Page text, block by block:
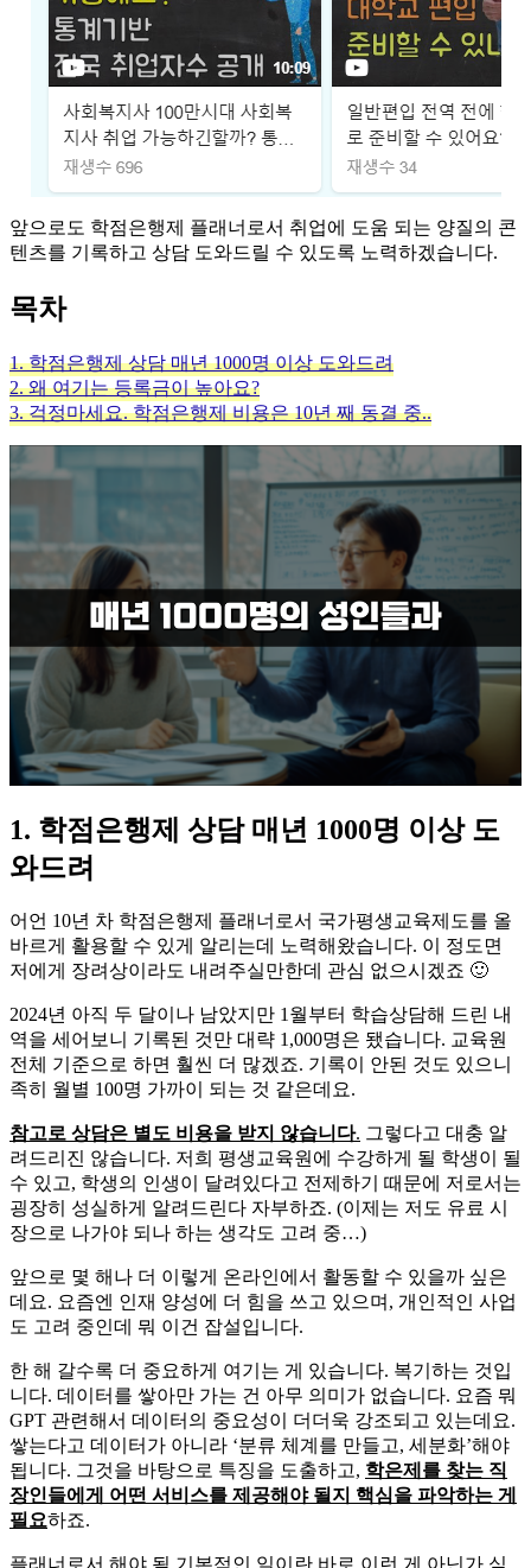
앞으로도 학점은행제 플래너로서 취업에 도움 되는 양질의 콘
텐츠를 기록하고 상담 도와드릴 수 있도록 노력하겠습니다.
목차
1. 학점은행제 상담 매년 1000명 이상 도와드려
2. 왜 여기는 등록금이 높아요?
3. 걱정마세요. 학점은행제 비용은 10년 째 동결 중..
1. 학점은행제 상담 매년 1000명 이상 도
와드려
어언 10년 차 학점은행제 플래너로서 국가평생교육제도를 올
바르게 활용할 수 있게 알리는데 노력해왔습니다. 이 정도면
저에게 장려상이라도 내려주실만한데 관심 없으시겠죠 🙂
​​2024년 아직 두 달이나 남았지만 1월부터 학습상담해 드린 내
역을 세어보니 기록된 것만 대략 1,000명은 됐습니다. 교육원
전체 기준으로 하면 훨씬 더 많겠죠. 기록이 안된 것도 있으니
족히 월별 100명 가까이 되는 것 같은데요.
​참고로 상담은 별도 비용을 받지 않습니다. 그렇다고 대충 알
려드리진 않습니다. 저희 평생교육원에 수강하게 될 학생이 될
수 있고, 학생의 인생이 달려있다고 전제하기 때문에 저로서는
굉장히 성실하게 알려드린다 자부하죠. (이제는 저도 유료 시
장으로 나가야 되나 하는 생각도 고려 중…)
​​앞으로 몇 해나 더 이렇게 온라인에서 활동할 수 있을까 싶은
데요. 요즘엔 인재 양성에 더 힘을 쓰고 있으며, 개인적인 사업
도 고려 중인데 뭐 이건 잡설입니다.
한 해 갈수록 더 중요하게 여기는 게 있습니다. 복기하는 것입
니다. 데이터를 쌓아만 가는 건 아무 의미가 없습니다. 요즘 뭐
GPT 관련해서 데이터의 중요성이 더더욱 강조되고 있는데요.
쌓는다고 데이터가 아니라 ‘분류 체계를 만들고, 세분화’해야
됩니다. 그것을 바탕으로 특징을 도출하고, 학은제를 찾는 직
장인들에게 어떤 서비스를 제공해야 될지 핵심을 파악하는 게
필요하죠.